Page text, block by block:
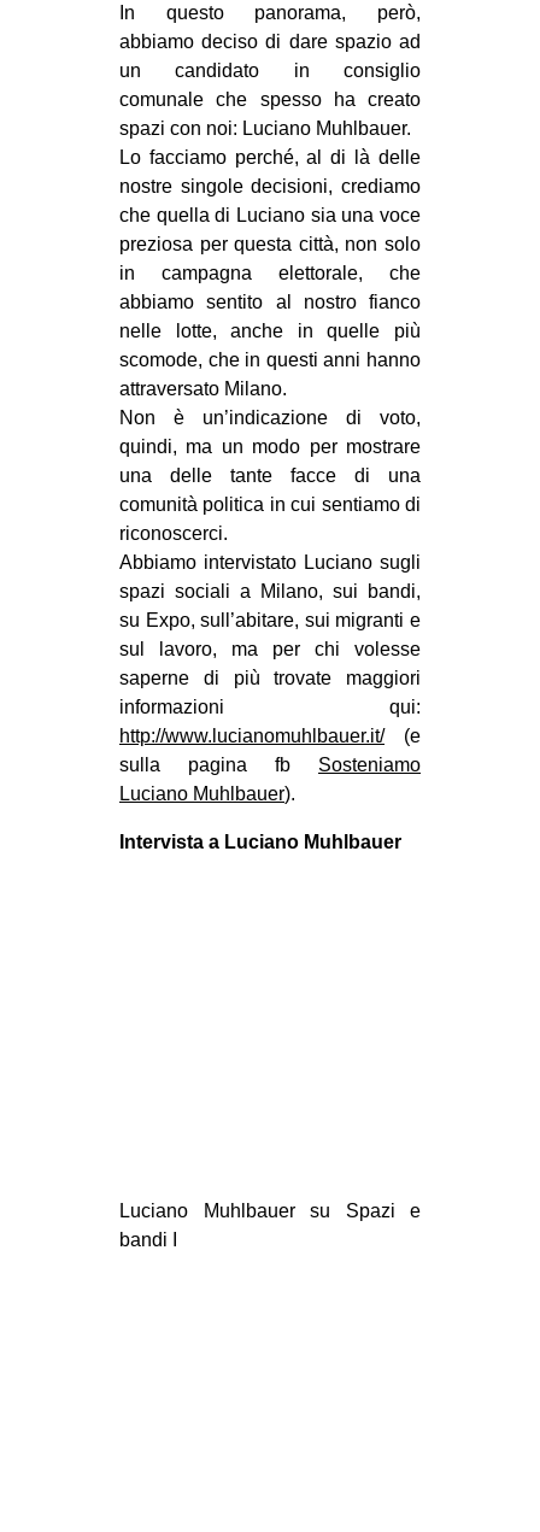
CINEMA
MANIFESTI
MUSICA
RECENSIONI
INTERNAZIONALE
AMERICHE
ESTREMO ORIENTE
EUROPA
MEDIO ORIENTE
MONDO
EVENTI
Fb
tw
ms
SEARCH
In questo panorama, però,
abbiamo deciso di dare spazio ad
un candidato in consiglio
comunale che spesso ha creato
spazi con noi: Luciano Muhlbauer.
Lo facciamo perché, al di là delle
nostre singole decisioni, crediamo
che quella di Luciano sia una voce
preziosa per questa città, non solo
in campagna elettorale, che
abbiamo sentito al nostro fianco
nelle lotte, anche in quelle più
scomode, che in questi anni hanno
attraversato Milano.
Non è un’indicazione di voto,
quindi, ma un modo per mostrare
una delle tante facce di una
comunità politica in cui sentiamo di
riconoscerci.
Abbiamo intervistato Luciano sugli
spazi sociali a Milano, sui bandi,
su Expo, sull’abitare, sui migranti e
sul lavoro, ma per chi volesse
saperne di più trovate maggiori
informazioni qui:
http://www.lucianomuhlbauer.it/(e
sulla pagina fb Sosteniamo
Luciano Muhlbauer).
Intervista a Luciano Muhlbauer
Luciano Muhlbauer su Spazi e
bandi I